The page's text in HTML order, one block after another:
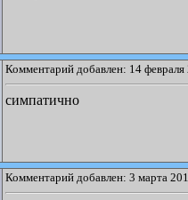
Комментарий добавлен: 14
симпатично
Комментарий добавлен: 3 марта